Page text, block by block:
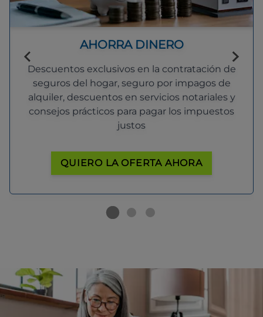
AHORRA DINERO
Descuentos exclusivos en la contratación de
seguros del hogar, seguro por impagos de
alquiler, descuentos en servicios notariales y
consejos prácticos para pagar los impuestos
justos
QUIERO LA OFERTA AHORA